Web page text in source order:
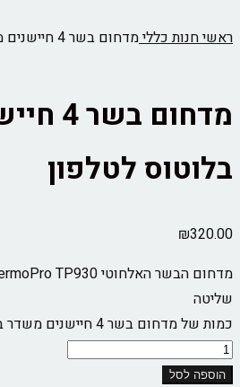
ראשיחנותכללימדחום בשר 4 חיישנים משדר בלוטוס לטלפון
מדחום
בלוטוס לטלפון
₪320.00
שליטה
כמות של מדחום בשר 4 חיישנים משדר בלוטוס לטלפון
הוספה לסל